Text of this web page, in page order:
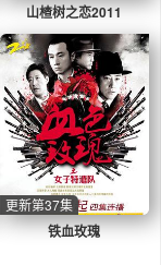
山楂树之恋2011
铁血玫瑰
更新第37集